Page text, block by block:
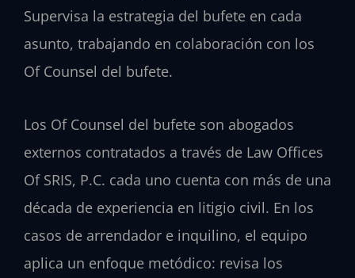
Supervisa la estrategia del bufete en cada
asunto, trabajando en colaboración con los
Of Counsel del bufete.
Los Of Counsel del bufete son abogados
externos contratados a través de Law Offices
Of SRIS, P.C. cada uno cuenta con más de una
década de experiencia en litigio civil. En los
casos de arrendador e inquilino, el equipo
aplica un enfoque metódico: revisa los